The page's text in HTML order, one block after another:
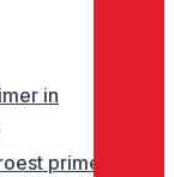
in
primer